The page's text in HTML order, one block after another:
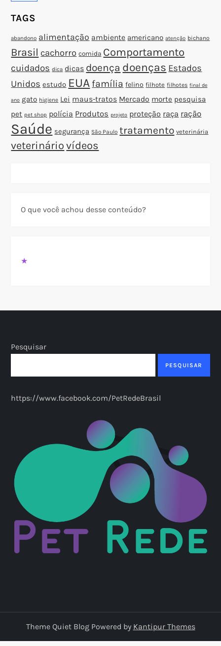
t
TAGS
abandono alimentação ambiente americano atenção bichano
Brasil cachorro comida Comportamento
cuidados dica dicas doença doenças Estados
Unidos estudo EUA família felino filhote filhotes final de
ano gato higiene Lei maus-tratos Mercado morte pesquisa
pet pet shop polícia Produtos projeto proteção raça ração
Saúde segurança São Paulo tratamento veterinária
veterinário vídeos
O que você achou desse conteúdo?
★
Pesquisar
PESQUISAR
https://www.facebook.com/PetRedeBrasil
Theme Quiet Blog Powered by Kantipur Themes